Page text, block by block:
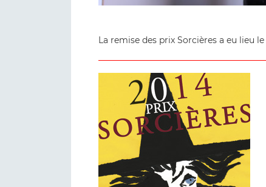
La remise des prix Sorcières a eu lieu le